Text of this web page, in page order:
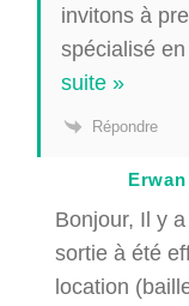
invitons à
spécialisé
suite »
Répondre
Erwan
Bonjour, Il y
sortie à été
location